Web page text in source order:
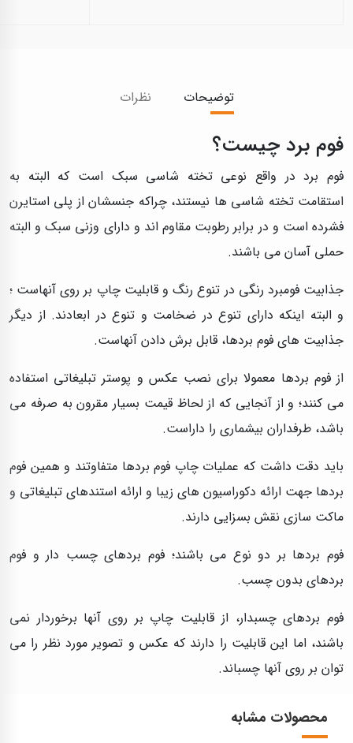
توضیحات نظرات
فوم برد چیست؟
فوم برد در واقع نوعی تخته شاسی سبک است که البته به
استقامت تخته شاسی ها نیستند، چراکه جنسشان از پلی استایرن
فشرده است و در برابر رطوبت مقاوم اند و دارای وزنی سبک و البته
حملی آسان می باشند.
جذابیت فومبرد رنگی در تنوع رنگ و قابلیت چاپ بر روی آنهاست ؛
و البته اینکه دارای تنوع در ضخامت و تنوع در ابعادند. از دیگر
جذابیت های فوم بردها، قابل برش دادن آنهاست.
از فوم بردها معمولا برای نصب عکس و پوستر تبلیغاتی استفاده
می کنند؛ و از آنجایی که از لحاظ قیمت بسیار مقرون به صرفه می
باشد، طرفداران بیشماری را داراست.
باید دقت داشت که عملیات چاپ فوم بردها متفاوتند و همین فوم
بردها جهت ارائه دکوراسیون های زیبا و ارائه استندهای تبلیغاتی و
ماکت سازی نقش بسزایی دارند.
فوم بردها بر دو نوع می باشند؛ فوم بردهای چسب دار و فوم
بردهای بدون چسب.
فوم بردهای چسبدار، از قابلیت چاپ بر روی آنها برخوردار نمی
باشند، اما این قابلیت را دارند که عکس و تصویر مورد نظر را می
توان بر روی آنها چسباند.
محصولات مشابه